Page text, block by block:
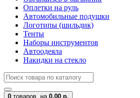
Оплетки на руль
Автомобильные подушки
Логотипы (шильдик)
Тенты
Наборы инструментов
Автоодеяла
Накидки на стекло
0 товаров, на 0.00 р.